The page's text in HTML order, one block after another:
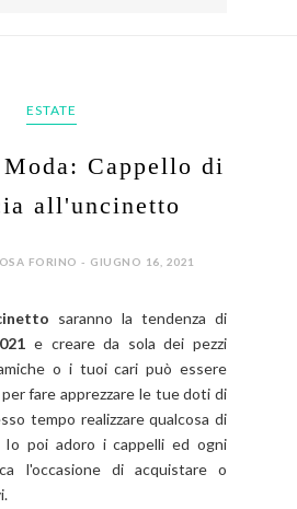
ESTATE
Cappello di
all'uncinetto
FORINO - GIUGNO 16, 2021
saranno la tendenza di
e creare da sola dei pezzi
o i tuoi cari può essere
fare apprezzare le tue doti di
tempo realizzare qualcosa di
poi adoro i cappelli ed ogni
l'occasione di acquistare o